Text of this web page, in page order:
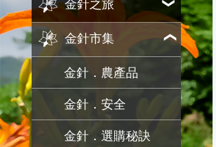
金針之旅
金針市集
金針．農產品
金針．安全
金針．選購秘訣